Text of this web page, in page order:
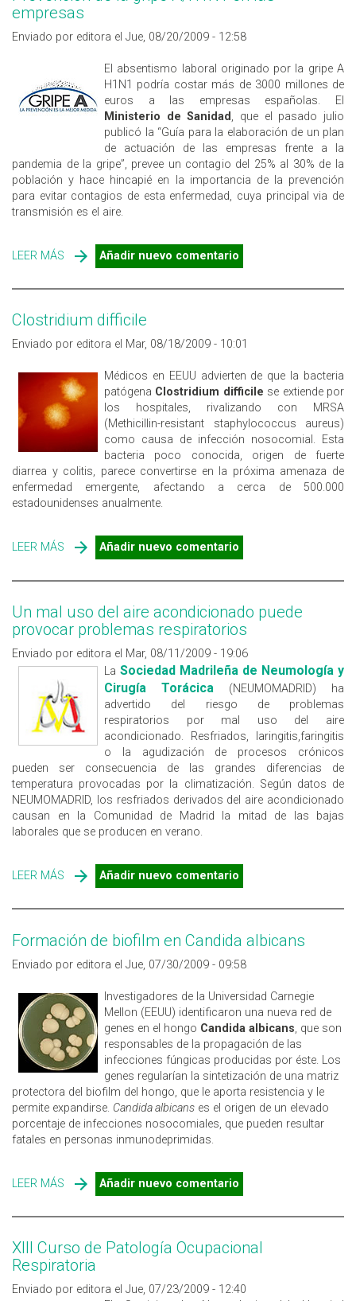
empresas
Enviado por editora el Jue, 08/20/2009 - 12:58
El absentismo laboral originado por la gripe A
H1N1 podría costar más de 3000 millones de
euros a las empresas españolas. El
Ministerio de Sanidad , que el pasado julio
publicó la “Guía para la elaboración de un plan
de actuación de las empresas frente a la
pandemia de la gripe”, prevee un contagio del 25% al 30% de la
población y hace hincapié en la importancia de la prevención
para evitar contagios de esta enfermedad, cuya principal via de
transmisión es el aire.
LEER MÁS SOBRE PREVENCIÓN DE LA GRIPE A/H1N1 EN LAS
EMPRESAS
Añadir nuevo comentario
Clostridium difficile
Enviado por editora el Mar, 08/18/2009 - 10:01
Médicos en EEUU advierten de que la bacteria
patógena Clostridium difficile se extiende por
los hospitales, rivalizando con MRSA
(Methicillin-resistant staphylococcus aureus)
como causa de infección nosocomial. Esta
bacteria poco conocida, origen de fuerte
diarrea y colitis, parece convertirse en la próxima amenaza de
enfermedad emergente, afectando a cerca de 500.000
estadounidenses anualmente.
LEER MÁS SOBRE CLOSTRIDIUM DIFFICILE
Añadir nuevo comentario
Un mal uso del aire acondicionado puede
provocar problemas respiratorios
Enviado por editora el Mar, 08/11/2009 - 19:06
La Sociedad Madrileña de Neumología y
Cirugía Torácica (NEUMOMADRID) ha
advertido del riesgo de problemas
respiratorios por mal uso del aire
acondicionado. Resfriados, laringitis,faringitis
o la agudización de procesos crónicos
pueden ser consecuencia de las grandes diferencias de
temperatura provocadas por la climatización. Según datos de
NEUMOMADRID, los resfriados derivados del aire acondicionado
causan en la Comunidad de Madrid la mitad de las bajas
laborales que se producen en verano.
LEER MÁS SOBRE UN MAL USO DEL AIRE ACONDICIONADO PUEDE
PROVOCAR PROBLEMAS RESPIRATORIOS
Añadir nuevo comentario
Formación de biofilm en Candida albicans
Enviado por editora el Jue, 07/30/2009 - 09:58
Investigadores de la Universidad Carnegie
Mellon (EEUU) identificaron una nueva red de
genes en el hongo Candida albicans, que son
responsables de la propagación de las
infecciones fúngicas producidas por éste. Los
genes regularían la sintetización de una matriz
protectora del biofilm del hongo, que le aporta resistencia y le
permite expandirse. Candida albicans es el origen de un elevado
porcentaje de infecciones nosocomiales, que pueden resultar
fatales en personas inmunodeprimidas.
LEER MÁS SOBRE FORMACIÓN DE BIOFILM EN CANDIDA ALBICANS
Añadir nuevo comentario
XIII Curso de Patología Ocupacional
Respiratoria
Enviado por editora el Jue, 07/23/2009 - 12:40